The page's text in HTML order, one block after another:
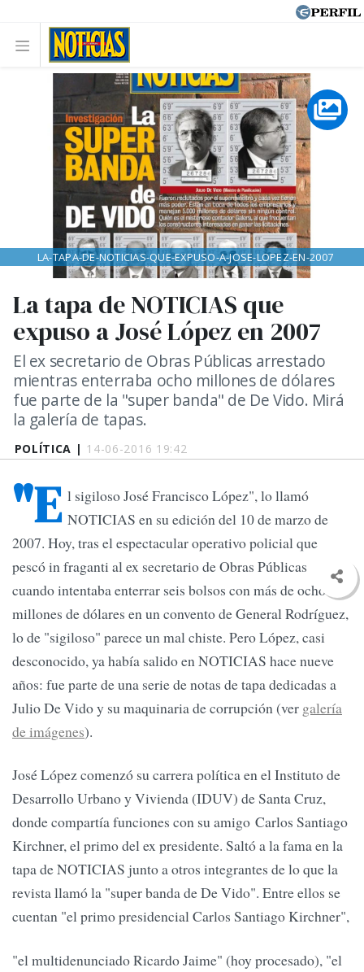
POLÍTICA | 14-06-2016 19:42
La tapa de NOTICIAS que
expuso a José López en 2007
El ex secretario de Obras Públicas arrestado
mientras enterraba ocho millones de dólares
fue parte de la "super banda" de De Vido. Mirá
la galería de tapas.
LA-TAPA-DE-NOTICIAS-QUE-EXPUSO-A-JOSE-LOPEZ-EN-2007
"E l sigiloso José Francisco López", lo llamó
NOTICIAS en su edición del 10 de marzo de
2007. Hoy, tras el espectacular operativo policial que
pescó in fraganti al ex secretario de Obras Públicas
cuando intentaba enterrar seis bolsos con más de ocho
millones de dólares en un convento de General Rodríguez,
lo de "sigiloso" parece un mal chiste. Pero López, casi
desconocido, ya había salido en NOTICIAS hace nueve
años: fue parte de una serie de notas de tapa dedicadas a
Julio De Vido y su maquinaria de corrupción (ver galería
de imágenes).
José López comenzó su carrera política en el Instituto de
Desarrollo Urbano y Vivienda (IDUV) de Santa Cruz,
donde compartía funciones con su amigo Carlos Santiago
Kirchner, el primo del ex presidente. Saltó a la fama en la
tapa de NOTICIAS junto a otros integrantes de lo que la
revista llamó la "super banda de De Vido". Entre ellos se
cuentan "el primo presidencial Carlos Santiago Kirchner",
"el multidenunciado Ricardo Jaime" (hoy procesado), "el